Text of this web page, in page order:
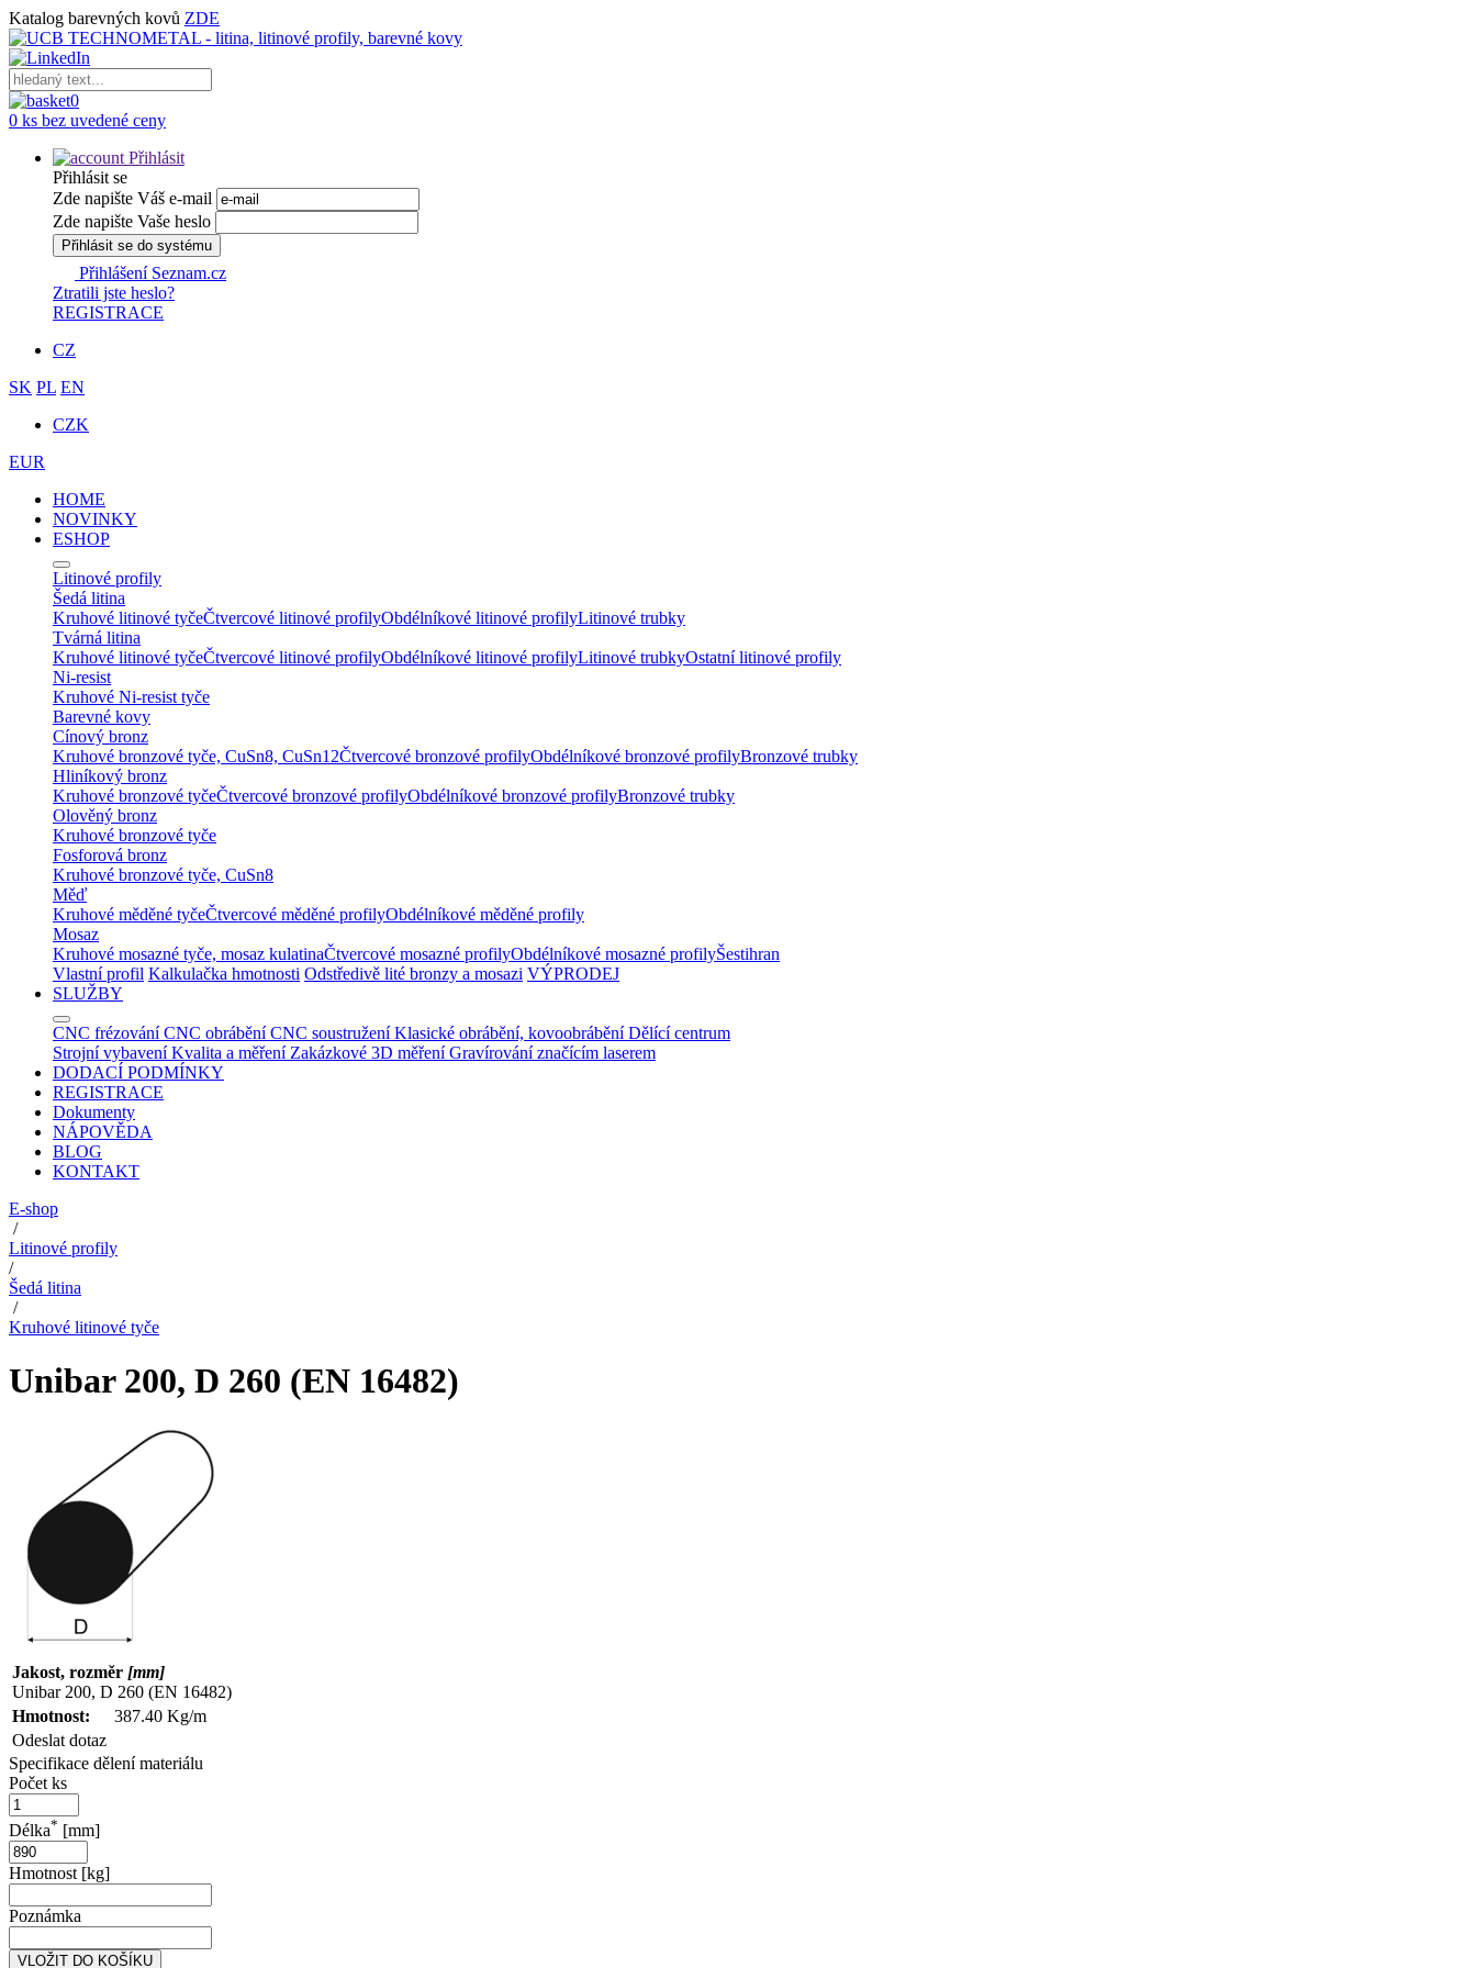
Katalog barevných kovů ZDE
0
0 ks bez uvedené ceny
Přihlásit
Přihlásit se
Zde napište Váš e-mail
Zde napište Vaše heslo
Přihlásit se do systému
Přihlášení Seznam.cz
Ztratili jste heslo?
REGISTRACE
CZ
SK PL EN
CZK
EUR
HOME
NOVINKY
ESHOP
Litinové profily
Šedá litina
Kruhové litinové tyčeČtvercové litinové profilyObdélníkové litinové profilyLitinové trubky
Tvárná litina
Kruhové litinové tyčeČtvercové litinové profilyObdélníkové litinové profilyLitinové trubkyOstatní litinové profily
Ni-resist
Kruhové Ni-resist tyče
Barevné kovy
Cínový bronz
Kruhové bronzové tyče, CuSn8, CuSn12Čtvercové bronzové profilyObdélníkové bronzové profilyBronzové trubky
Hliníkový bronz
Kruhové bronzové tyčeČtvercové bronzové profilyObdélníkové bronzové profilyBronzové trubky
Olověný bronz
Kruhové bronzové tyče
Fosforová bronz
Kruhové bronzové tyče, CuSn8
Měď
Kruhové měděné tyčeČtvercové měděné profilyObdélníkové měděné profily
Mosaz
Kruhové mosazné tyče, mosaz kulatinaČtvercové mosazné profilyObdélníkové mosazné profilyŠestihran
Vlastní profil Kalkulačka hmotnosti Odstředivě lité bronzy a mosazi VÝPRODEJ
SLUŽBY
CNC frézování CNC obrábění CNC soustružení Klasické obrábění, kovoobrábění Dělící centrum
Strojní vybavení Kvalita a měření Zakázkové 3D měření Gravírování značícím laserem
DODACÍ PODMÍNKY
REGISTRACE
Dokumenty
NÁPOVĚDA
BLOG
KONTAKT
E-shop
/
Litinové profily
/
Šedá litina
/
Kruhové litinové tyče
Unibar 200, D 260 (EN 16482)
Jakost, rozměr [mm]
Unibar 200, D 260 (EN 16482)
Hmotnost:
387.40 Kg/m
Odeslat dotaz
Specifikace dělení materiálu
Počet ks
Délka* [mm]
Hmotnost [kg]
Poznámka
VLOŽIT DO KOŠÍKU